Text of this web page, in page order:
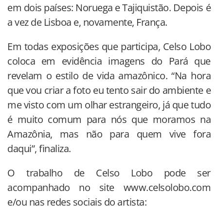
em dois países: Noruega e Tajiquistão. Depois é
a vez de Lisboa e, novamente, França.
Em todas exposições que participa, Celso Lobo
coloca em evidência imagens do Pará que
revelam o estilo de vida amazônico. “Na hora
que vou criar a foto eu tento sair do ambiente e
me visto com um olhar estrangeiro, já que tudo
é muito comum para nós que moramos na
Amazônia, mas não para quem vive fora
daqui”, finaliza.
O trabalho de Celso Lobo pode ser
acompanhado no site www.celsolobo.com
e/ou nas redes sociais do artista: